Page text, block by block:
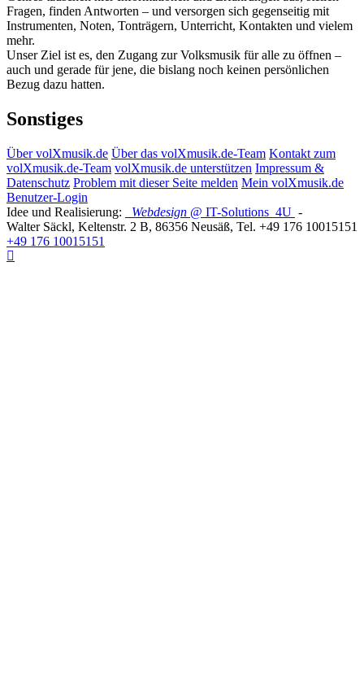
Fragen, finden Antworten – und versorgen sich gegenseitig mit
Instrumenten, Noten, Tonträgern, Unterricht, Kontakten und vielem
mehr.
Unser Ziel ist es, den Zugang zur Volksmusik für alle zu öffnen –
auch und gerade für jene, die bislang noch keinen persönlichen
Bezug dazu hatten.
Sonstiges
Über volXmusik.de Über das volXmusik.de-Team Kontakt zum
volXmusik.de-Team volXmusik.de unterstützen Impressum &
Datenschutz Problem mit dieser Seite melden Mein volXmusik.de
Benutzer-Login
Idee und Realisierung:
Webdesign @ IT-Solutions 4U -
Walter Säckl, Keltenstr. 2 B, 86356 Neusäß, Tel. +49 176 10015151
+49 176 10015151